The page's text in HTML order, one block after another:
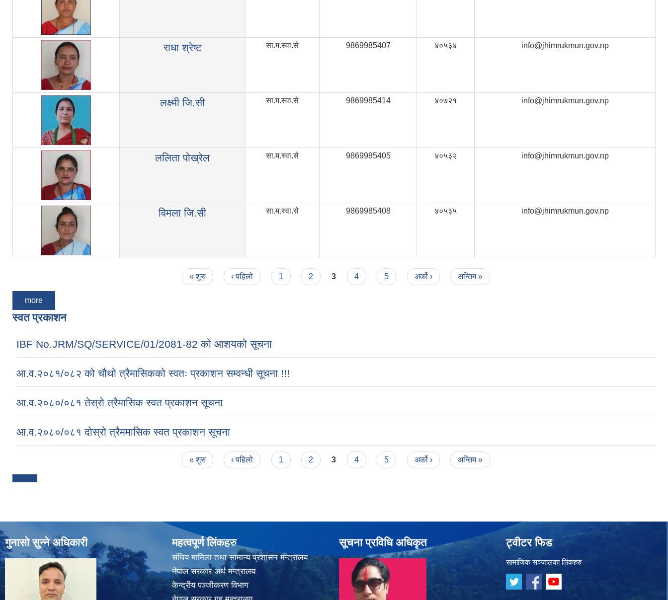
राधा श्रेष्ट सा.म.स्वा.से 9869985407 ४०५३४ info@jhimrukmun.gov.np
लक्ष्मी जि.सी सा.म.स्वा.से 9869985414 ४०७२१ info@jhimrukmun.gov.np
ललिता पोख्रेल सा.म.स्वा.से 9869985405 ४०५३२ info@jhimrukmun.gov.np
विमला जि.सी सा.म.स्वा.से 9869985408 ४०५३५ info@jhimrukmun.gov.np
« शुरु ‹ पहिलो 1 2 3 4 5 अर्को › अन्तिम »
more
स्वत प्रकाशन
IBF No.JRM/SQ/SERVICE/01/2081-82 को आशयको सूचना
आ.व.२०८१/०८२ को चौथो त्रैमासिकको स्वतः प्रकाशन सम्वन्धी सूचना !!!
आ.व.२०८०/०८१ तेस्रो त्रैमासिक स्वत प्रकाशन सूचना
आ.व.२०८०/०८१ दोस्रो त्रैममासिक स्वत प्रकाशन सूचना
« शुरु ‹ पहिलो 1 2 3 4 5 अर्को › अन्तिम »
गुनासो सुन्ने अधिकारी महत्वपूर्ण लिंकहरु
संघिय मामिला तथा सामान्य प्रशासन मन्त्रालय
नेपाल सरकार अर्थ मन्त्रालय
केन्द्रीय पञ्जीकरण विभाग
सूचना प्रविधि अधिकृत ट्वीटर फिड
सामाजिक सञ्जालका लिंकहरु